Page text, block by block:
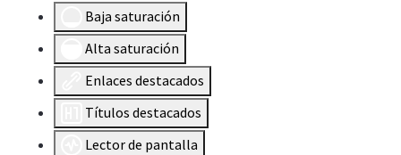
Baja saturación
Alta saturación
Enlaces destacados
Títulos destacados
Lector de pantalla